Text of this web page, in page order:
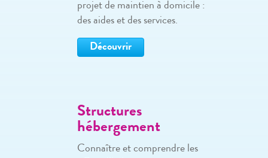
projet de maintien à domicile :
des aides et des services.
Découvrir
Structures
hébergement
Connaître et comprendre les